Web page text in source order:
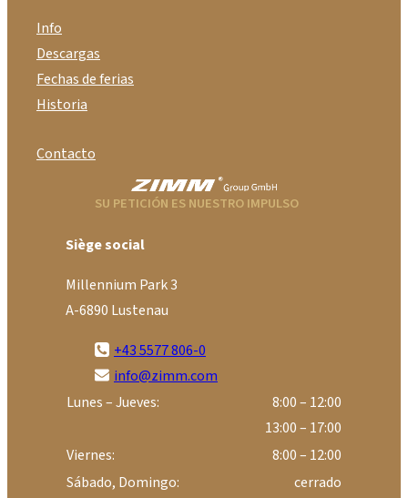
Info
Descargas
Fechas de ferias
Historia
Contacto
SU PETICIÓN ES NUESTRO IMPULSO
Siège social
Millennium Park 3
A-6890 Lustenau
+43 5577 806-0
info@zimm.com
Lunes – Jueves:
8:00 – 12:00
13:00 – 17:00
Viernes:
8:00 – 12:00
Sábado, Domingo:
cerrado